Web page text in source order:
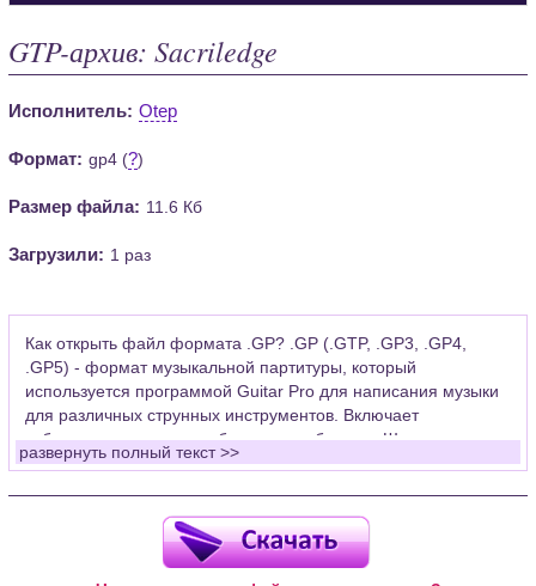
GTP-архив: Sacriledge
Исполнитель: Otep
Формат: gp4 (?)
Размер файла: 11.6 Кб
Загрузили: 1 раз
Как открыть файл формата .GP? .GP (.GTP, .GP3, .GP4,
.GP5) - формат музыкальной партитуры, который
используется программой Guitar Pro для написания музыки
для различных струнных инструментов. Включает
табулатуры для гитары, бас-гитары, банджо. Широко
применяется для создания партитур, которые затем
Для открытия нот этого формата Вам необходимо
установить у себя на рабочем компьютере программу Guitar
Pro (желательно, последней версии). Скачать её можно с
развернуть полный текст >>